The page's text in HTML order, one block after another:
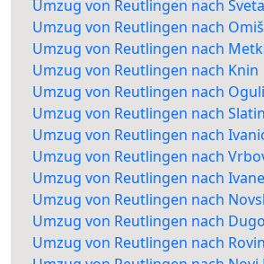
Umzug von Reutlingen nach
Umzug von Reutlingen nach Omiš
Umzug von Reutlingen nach
Umzug von Reutlingen nach Knin
Umzug von Reutlingen nach
Umzug von Reutlingen nach
Umzug von Reutlingen nach
Umzug von Reutlingen nach
Umzug von Reutlingen nach
Umzug von Reutlingen nach
Umzug von Reutlingen nach
Umzug von Reutlingen nach